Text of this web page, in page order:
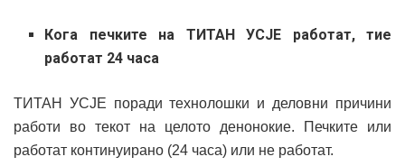
Кога печките на ТИТАН УСЈЕ работат, тие
работат 24 часа
ТИТАН УСЈЕ поради технолошки и деловни причини
работи во текот на целото денонокие. Печките или
работат континуирано (24 часа) или не работат.